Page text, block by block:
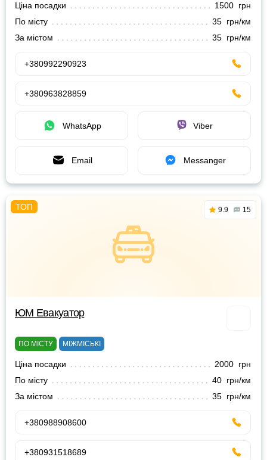
Ціна посадки
1500 грн
По місту
35 грн/км
За містом
35 грн/км
+380992290923
+380963828859
WhatsApp Viber
Email Messanger
9.9 15
ЮМ Евакуатор
ПО МІСТУ МІЖМІСЬКІ
Ціна посадки
2000 грн
По місту
40 грн/км
За містом
35 грн/км
+380988908600
+380931518689